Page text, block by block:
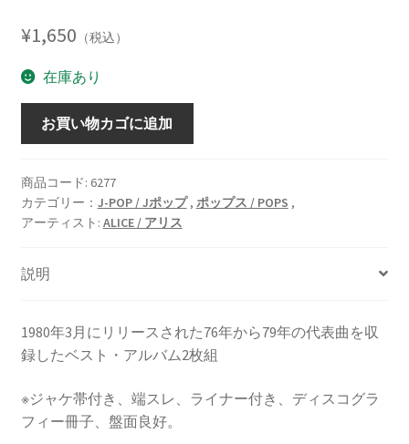
¥1,650 （税込）
在庫あり
ア
ル
76-
/
1975
[2LP]
お買い物カゴに追加
商品コード: 6277
カテゴリー： J-POP / Jポップ, ポップス / POPS ,
アーティスト: ALICE / アリス
説明
1980年3月にリリースされた76年から79年の代表曲を収
録したベスト・アルバム2枚組
※ジャケ帯付き、端スレ、ライナー付き、ディスコグラ
フィー冊子、盤面良好。